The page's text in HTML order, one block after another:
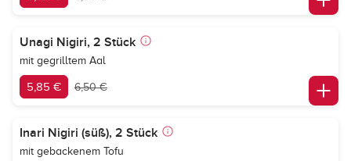
Unagi Nigiri, 2 Stück
mit gegrilltem Aal
5,85 € 6,50 €
Inari Nigiri (süß), 2 Stück
mit gebackenem Tofu